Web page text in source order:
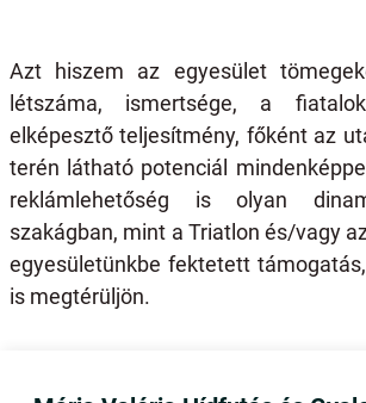
Azt hiszem az egyesület
létszáma, ismertsége, a
elképesztő teljesítmény, főként az
terén látható potenciál
reklámlehetőség is olyan
szakágban, mint a Triatlon és/vagy
egyesületünkbe fektetett
is megtérüljön.